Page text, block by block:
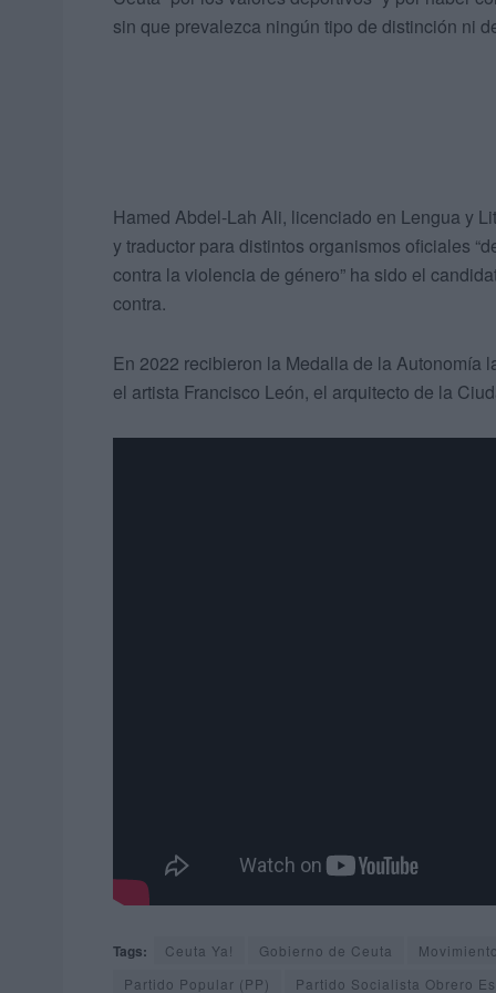
sin que prevalezca ningún tipo de distinción ni
Hamed Abdel-Lah Ali, licenciado en Lengua y
y traductor para distintos organismos oficiales
contra la violencia de género” ha sido el
contra.
En 2022 recibieron la Medalla de la Autonomía
el artista Francisco León, el arquitecto de la
Tags: Ceuta Ya! Gobierno de Ceuta
Partido Popular (PP)
Partido Socialista Obrero